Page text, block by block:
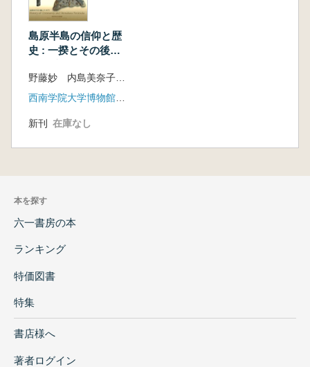
島原半島の信仰と歴
史 : 一揆とその後の
新刊 在庫なし
本を探す
六一書房の本
ランキング
特価図書
特集
書店様へ
著者ログイン